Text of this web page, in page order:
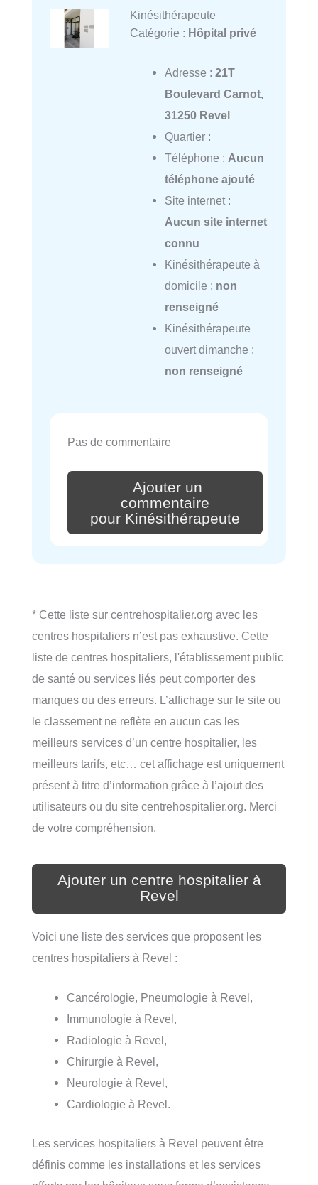
Kinésithérapeute
Catégorie : Hôpital privé
Adresse : 21T
Boulevard Carnot,
31250 Revel
Quartier :
Téléphone : Aucun
téléphone ajouté
Site internet :
Aucun site internet
connu
Kinésithérapeute à
domicile : non
renseigné
Kinésithérapeute
ouvert dimanche :
non renseigné
Pas de commentaire
Ajouter un
commentaire
pour Kinésithérapeute
* Cette liste sur centrehospitalier.org avec les
centres hospitaliers n’est pas exhaustive. Cette
liste de centres hospitaliers, l'établissement public
de santé ou services liés peut comporter des
manques ou des erreurs. L’affichage sur le site ou
le classement ne reflète en aucun cas les
meilleurs services d’un centre hospitalier, les
meilleurs tarifs, etc… cet affichage est uniquement
présent à titre d’information grâce à l’ajout des
utilisateurs ou du site centrehospitalier.org. Merci
de votre compréhension.
Ajouter un centre hospitalier à
Revel
Voici une liste des services que proposent les
centres hospitaliers à Revel :
Cancérologie, Pneumologie à Revel,
Immunologie à Revel,
Radiologie à Revel,
Chirurgie à Revel,
Neurologie à Revel,
Cardiologie à Revel.
Les services hospitaliers à Revel peuvent être
définis comme les installations et les services